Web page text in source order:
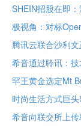
SHEIN招股在即
希音通过聆讯：